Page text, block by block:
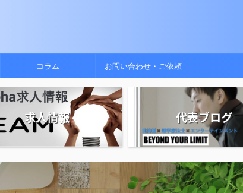
コラム お問い合わせ・ご依頼
求人情報 代表ブログ